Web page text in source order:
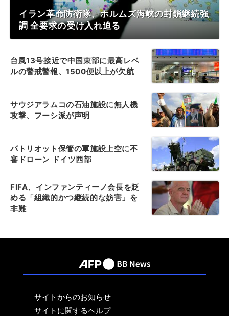
イラン革命防衛隊、ホルムズ海峡の封鎖継続強
調 全要求の受け入れ迫る
台風13号接近で中国東部に最高レベ
ルの警戒警報、1500便以上が欠航
サウジアラムコの石油施設に無人機
攻撃、フーシ派が声明
パトリオット保管の軍施設上空に不
審ドローン ドイツ西部
FIFA、インファンティーノ会長を貶
める「組織的かつ継続的な妨害」を
非難
サイトからのお知らせ
サイトに関するヘルプ